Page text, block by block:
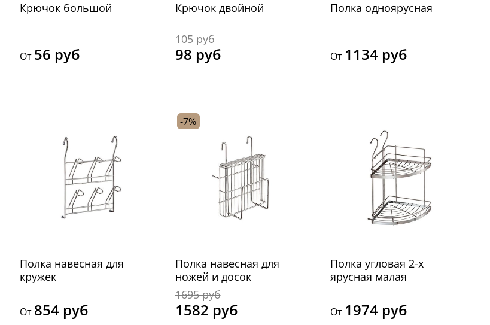
Крючок большой
От 56 руб
Крючок двойной
105 руб
98 руб
Полка одноярусная
От 1134 руб
Полка навесная для
кружек
От 854 руб
-7%
Полка навесная для
ножей и досок
1695 руб
1582 руб
Полка угловая 2-х
ярусная малая
От 1974 руб